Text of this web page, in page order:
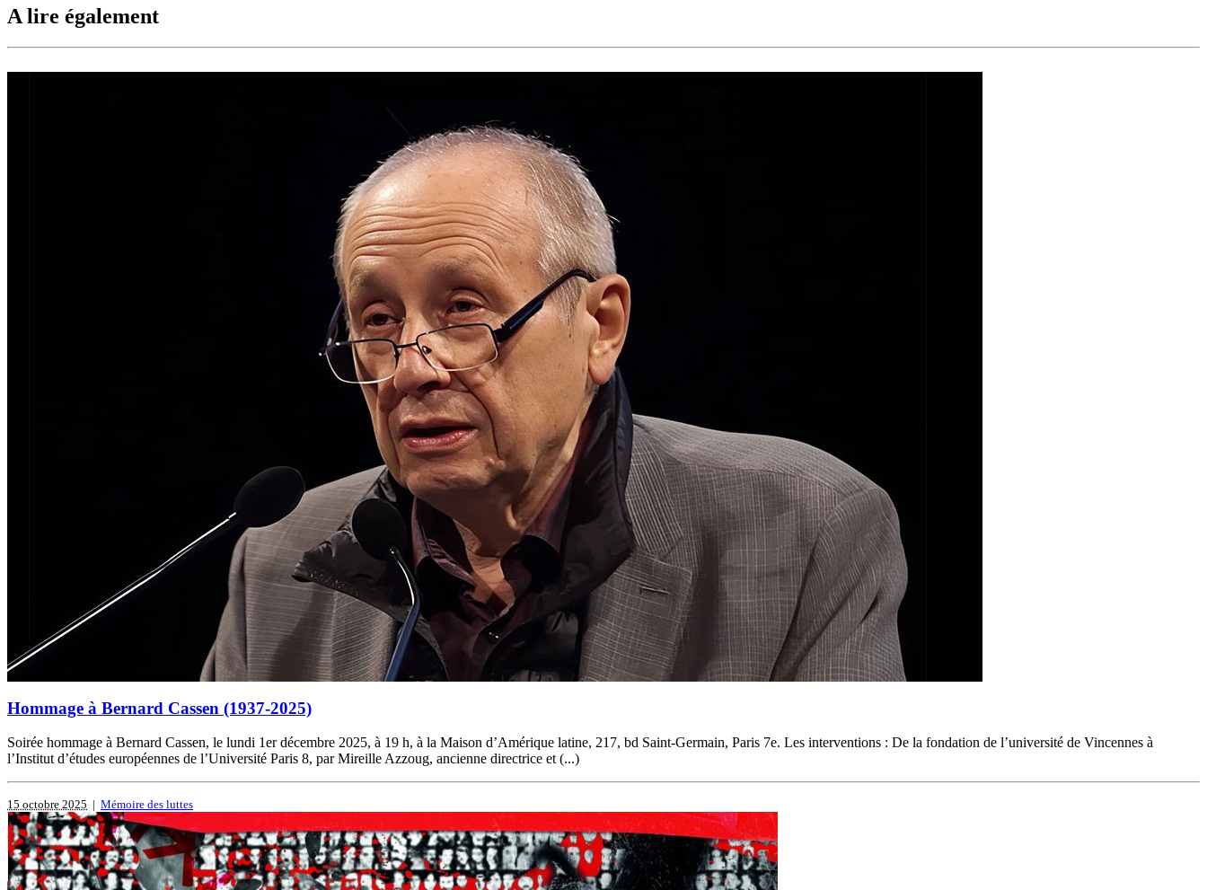
A lire également
Hommage à Bernard Cassen (1937-2025)
Soirée hommage à Bernard Cassen, le lundi 1er décembre 2025, à 19 h, à la Maison d’Amérique latine, 217, bd Saint-Germain, Paris 7e. Les interventions : De la fondation de l’université de Vincennes à
l’Institut d’études européennes de l’Université Paris 8, par Mireille Azzoug, ancienne directrice et (...)
15 octobre 2025 | Mémoire des luttes